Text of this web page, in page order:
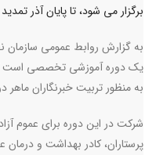
برگزار می شود، تا پایان آذر
به گزارش روابط عمومی سازمان
یک دوره آموزشی تخصصی است
به منظور تربیت خبرنگاران
شرکت در این دوره برای عموم
پرستاران، کادر بهداشت و